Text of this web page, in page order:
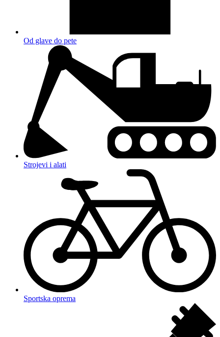
Od glave do pete
Strojevi i alati
Sportska oprema